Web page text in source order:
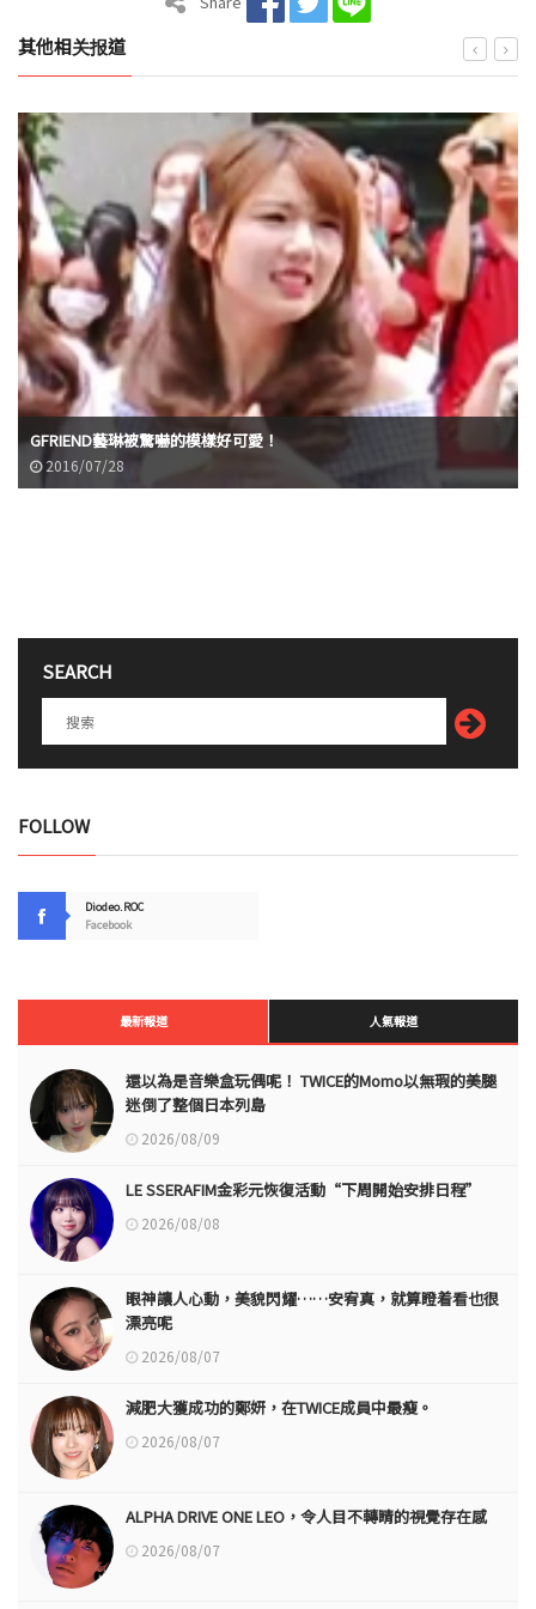
其他相关报道
GFRIEND藝琳被驚嚇的模樣好可愛！
2016/07/28
SEARCH
FOLLOW
Diodeo.ROC
Facebook
最新報道 人氣報道
還以為是音樂盒玩偶呢！ TWICE的Momo以無瑕的美腿
迷倒了整個日本列島
2026/08/09
LE SSERAFIM金彩元恢復活動“下周開始安排日程”
2026/08/08
眼神讓人心動，美貌閃耀……安宥真，就算瞪着看也很
漂亮呢
2026/08/07
減肥大獲成功的鄭妍，在TWICE成員中最瘦。
2026/08/07
ALPHA DRIVE ONE LEO，令人目不轉睛的視覺存在感
2026/08/07